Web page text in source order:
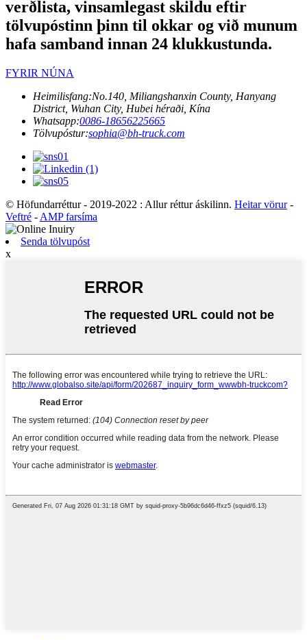
verðlista, vinsamlegast skildu eftir
tölvupóstinn þinn til okkar og við munum
hafa samband innan 24 klukkustunda.
FYRIR NÚNA
Heimilisfang:No.140, Miliangshanxin County, Hanyang
District, Wuhan City, Hubei héraði, Kína
Whatsapp:0086-18656225665
Tölvupóstur:sophia@bh-truck.com
© Höfundarréttur - 2019-2022 : Allur réttur áskilinn. Heitar vörur-
Veftré - AMP farsíma
Senda tölvupóst
x